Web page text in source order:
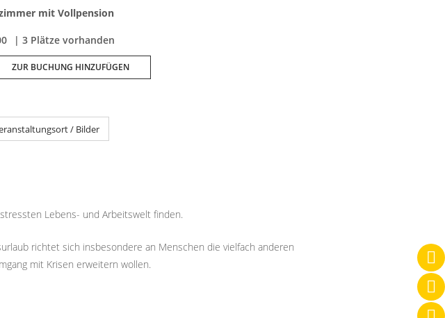
mit Vollpension
| 3 Plätze vorhanden
ZUR BUCHUNG HINZUFÜGEN
/ Bilder
Lebens- und Arbeitswelt finden.
richtet sich insbesondere an Menschen die vielfach anderen
mit Krisen erweitern wollen.